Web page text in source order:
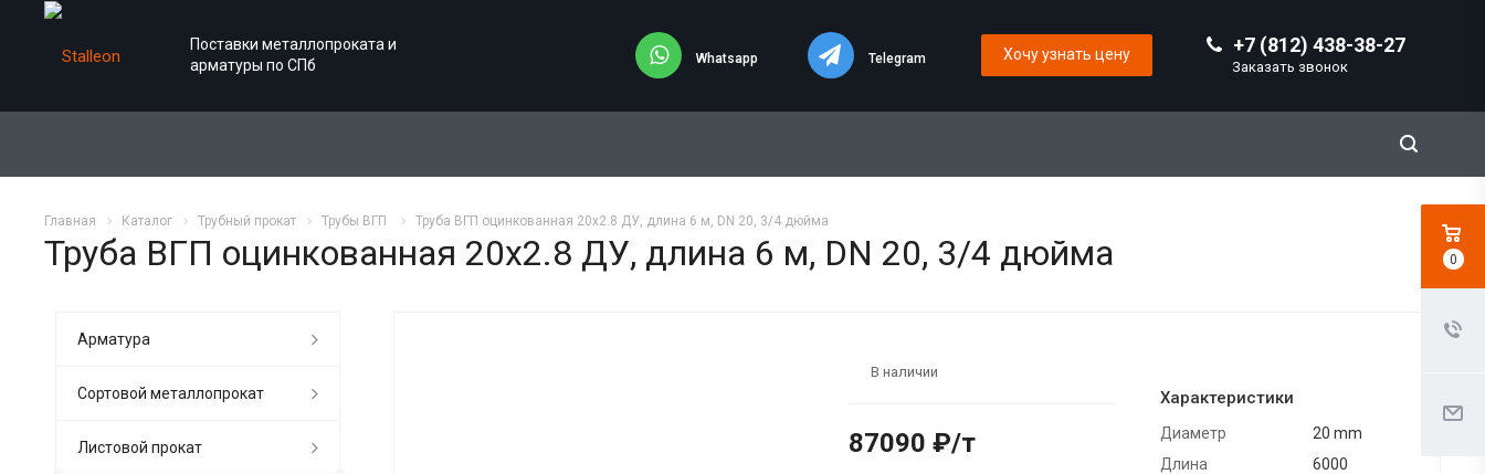
Поставки металлопроката и
арматуры по СПб
+7 (812) 438-38-27
Заказать звонок
Whatsapp Telegram Хочу узнать цену
Главная Каталог Трубный прокат Трубы ВГП Труба ВГП оцинкованная 20х2.8 ДУ, длина 6 м, DN 20, 3/4 дюйма
Труба ВГП оцинкованная 20х2.8 ДУ, длина 6 м, DN 20, 3/4 дюйма
В наличии
87090 ₽/т
Характеристики
Диаметр
20 mm
Длина
6000
Арматура
Сортовой металлопрокат
Листовой прокат
0